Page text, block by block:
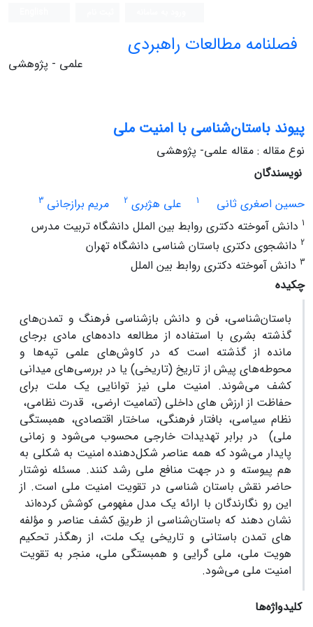
فصلنامه مطالعات راهبردی
علمی - پژوهشی
پیوند باستان‌شناسی با امنیت ملی
نوع مقاله : مقاله علمی- پژوهشی
نویسندگان
حسین اصغری ثانی
1 علی هژبری 2 مریم برازجانی 3
1 دانش‏ آموخته دکتری روابط بین الملل دانشگاه تربیت مدرس
2 دانشجوی دکتری باستان‏ شناسی دانشگاه تهران
3 دانش ‏آموخته دکتری روابط بین ‏الملل
چکیده
باستان‌شناسی، فن و دانش بازشناسی فرهنگ و تمدن‌های
گذشته‌ بشری با استفاده از مطالعه داده‌های مادی برجای
‏مانده از گذشته است که در کاوش‌های علمی تپه‌ها و
محوطه‌های پیش از تاریخ (تاریخی) یا در بررسی‌های میدانی
کشف می‌شوند. امنیت ملی نیز توانایی یک ملت برای
حفاظت از ارزش‏ های داخلی (تمامیت ارضی، قدرت نظامی،
نظام سیاسی، بافتار فرهنگی، ساختار اقتصادی، همبستگی
ملی) در برابر تهدیدات خارجی محسوب می‌شود و زمانی
پایدار می‌شود که همه عناصر شکل‌دهنده امنیت به شکلی به‏
هم‌ پیوسته و در جهت منافع ملی رشد کنند. مسئله نوشتار
حاضر نقش باستان‏ شناسی در تقویت امنیت ملی است. از
این رو نگارندگان با ارائه یک مدل مفهومی کوشش کرده‌اند
نشان دهند که باستان‌شناسی از طریق کشف عناصر و مؤلفه
‏های تمدن باستانی و تاریخی یک ملت، از رهگذر تحکیم
هویت ملی، ملی‏ گرایی و همبستگی ملی، منجر به تقویت
امنیت ملی می‌شود.
کلیدواژه‌ها